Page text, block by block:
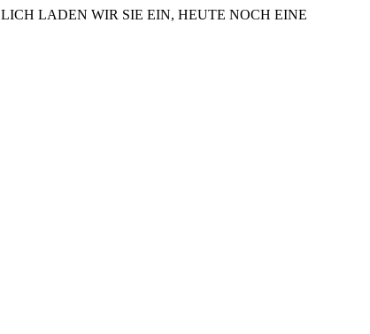
LADEN WIR SIE EIN, HEUTE NOCH EINE